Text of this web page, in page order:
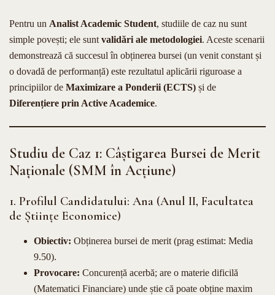
Pentru un Analist Academic Student, studiile de caz nu sunt
simple povești; ele sunt validări ale metodologiei. Aceste scenarii
demonstrează că succesul în obținerea bursei (un venit constant și
o dovadă de performanță) este rezultatul aplicării riguroase a
principiilor de Maximizare a Ponderii (ECTS) și de
Diferențiere prin Active Academice.
Studiu de Caz 1: Câștigarea Bursei de Merit
Naționale (SMM în Acțiune)
1. Profilul Candidatului: Ana (Anul II, Facultatea
de Științe Economice)
Obiectiv: Obținerea bursei de merit (prag estimat: Media
9.50).
Provocare: Concurență acerbă; are o materie dificilă
(Matematici Financiare) unde știe că poate obține maxim